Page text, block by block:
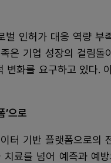
벌 인허가 대응 역량 부
은 기업 성장의 걸림돌
화를 요구하고 있다.
’으로
터 기반 플랫폼으로의
료를 넘어 예측과 예